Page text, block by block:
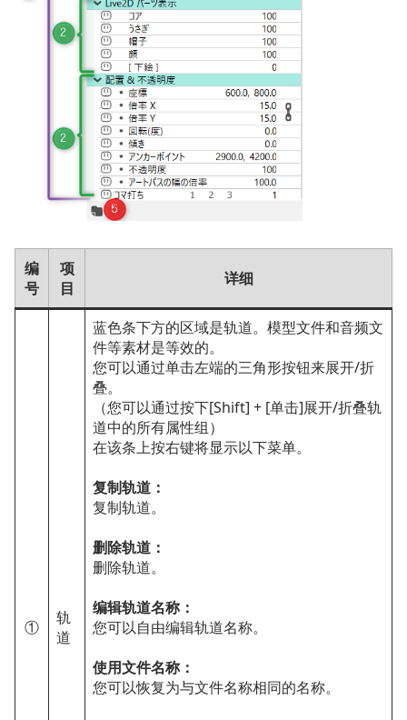
编
号
项
目
详细
①
轨
道
蓝色条下方的区域是轨道。模型文件和音频文
件等素材是等效的。
您可以通过单击左端的三角形按钮来展开/折
叠。
（您可以通过按下[Shift] + [单击]展开/折叠轨
道中的所有属性组）
在该条上按右键将显示以下菜单。
复制轨道：
复制轨道。
删除轨道：
删除轨道。
编辑轨道名称：
您可以自由编辑轨道名称。
使用文件名称：
您可以恢复为与文件名称相同的名称。